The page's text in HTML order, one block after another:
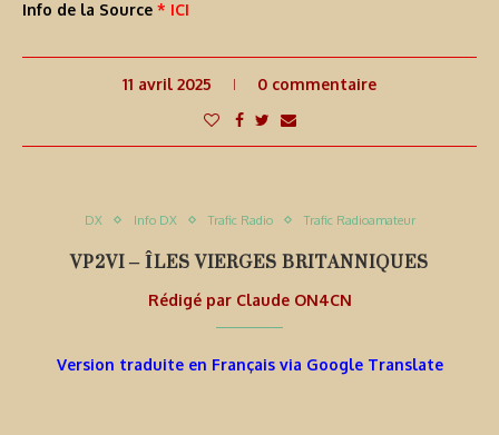
Info de la Source * ICI
11 avril 2025 0 commentaire
DX Info DX Trafic Radio Trafic Radioamateur
VP2VI – ÎLES VIERGES BRITANNIQUES
Rédigé par Claude ON4CN
Version traduite en Français via Google Translate